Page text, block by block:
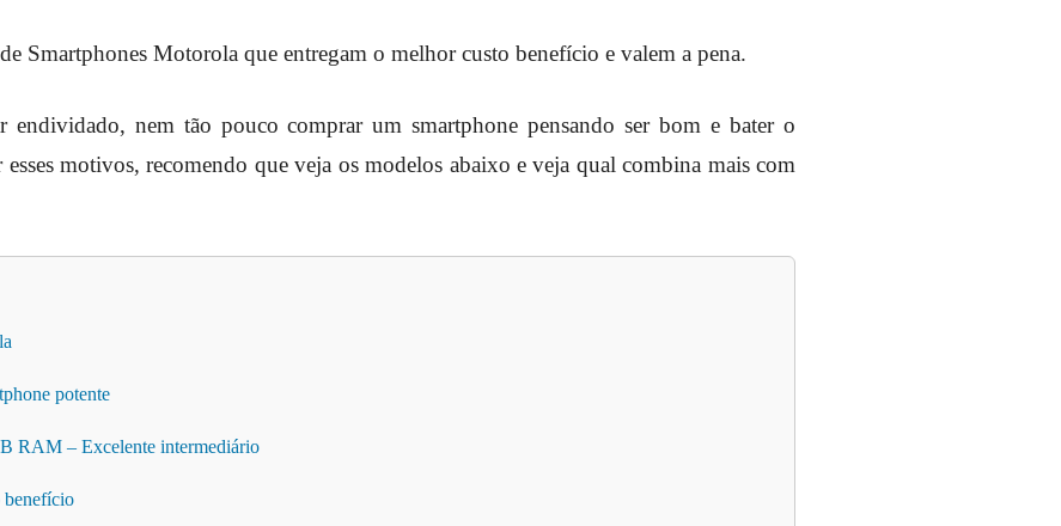
Smartphones Motorola que entregam o melhor custo benefício e valem a pena.
endividado, nem tão pouco comprar um smartphone pensando ser bom e bater o
esses motivos, recomendo que veja os modelos abaixo e veja qual combina mais com
potente
RAM – Excelente intermediário